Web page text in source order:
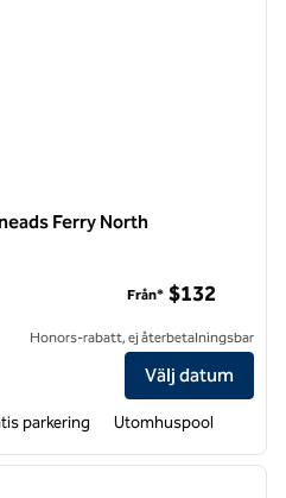
Ferry North
Suites by Hilton Sneads Ferry North
Från* $132
Honors-rabatt, ej återbetalningsbar
Välj datum
parkering Utomhuspool
nästa